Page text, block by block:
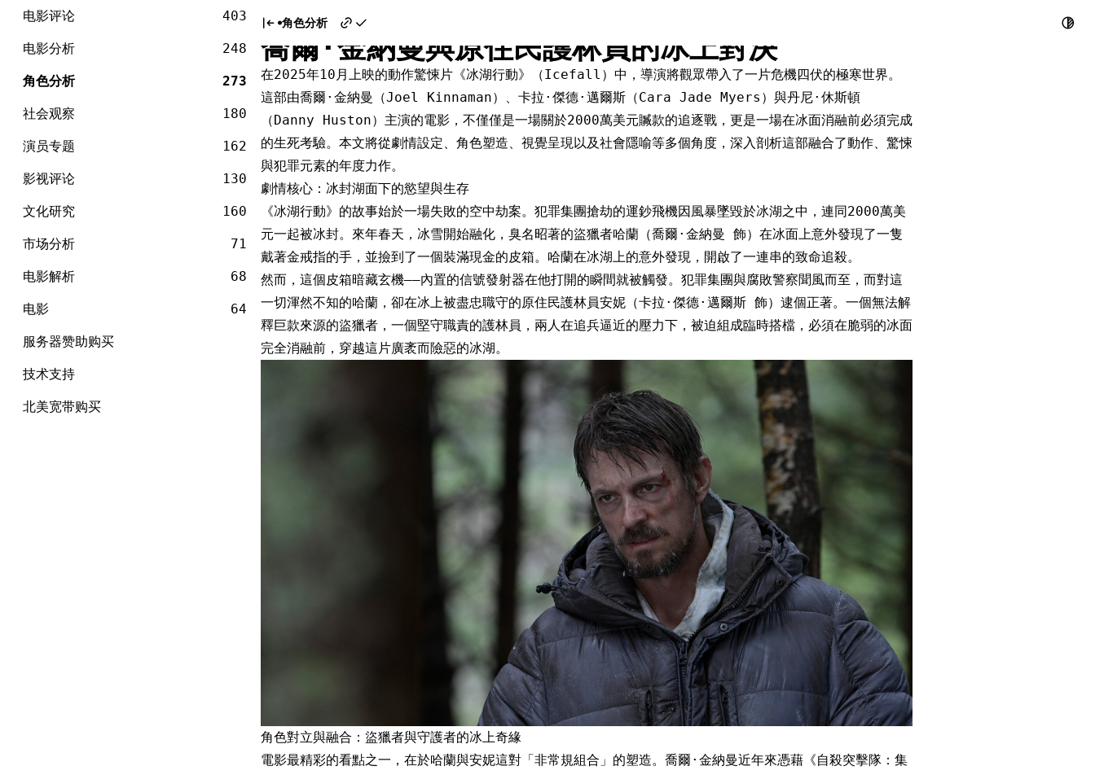
Skip
content
电影评论 403
电影分析 248
角色分析 273
社会观察 180
演员专题 162
影视评论 130
文化研究 160
市场分析 71
电影解析 68
电影 64
服务器赞助购买
技术支持
北美宽带购买
角色分析
《冰湖行動》深度解析：極寒絕境下的亡命組隊，
喬爾·金納曼與原住民護林員的冰上對決
在2025年10月上映的動作驚悚片《冰湖行動》（Icefall）中，導演將觀眾帶入了一片危機四伏的極寒世界。
這部由喬爾·金納曼（Joel Kinnaman）、卡拉·傑德·邁爾斯（Cara Jade Myers）與丹尼·休斯頓
（Danny Huston）主演的電影，不僅僅是一場關於2000萬美元贓款的追逐戰，更是一場在冰面消融前必須完成
的生死考驗。本文將從劇情設定、角色塑造、視覺呈現以及社會隱喻等多個角度，深入剖析這部融合了動作、驚悚
與犯罪元素的年度力作。
劇情核心：冰封湖面下的慾望與生存
《冰湖行動》的故事始於一場失敗的空中劫案。犯罪集團搶劫的運鈔飛機因風暴墜毀於冰湖之中，連同2000萬美
元一起被冰封。來年春天，冰雪開始融化，臭名昭著的盜獵者哈蘭（喬爾·金納曼 飾）在冰面上意外發現了一隻
戴著金戒指的手，並撿到了一個裝滿現金的皮箱。哈蘭在冰湖上的意外發現，開啟了一連串的致命追殺。
然而，這個皮箱暗藏玄機——內置的信號發射器在他打開的瞬間就被觸發。犯罪集團與腐敗警察聞風而至，而對這
一切渾然不知的哈蘭，卻在冰上被盡忠職守的原住民護林員安妮（卡拉·傑德·邁爾斯 飾）逮個正著。一個無法解
釋巨款來源的盜獵者，一個堅守職責的護林員，兩人在追兵逼近的壓力下，被迫組成臨時搭檔，必須在脆弱的冰面
完全消融前，穿越這片廣袤而險惡的冰湖。
角色對立與融合：盜獵者與守護者的冰上奇緣
電影最精彩的看點之一，在於哈蘭與安妮這對「非常規組合」的塑造。喬爾·金納曼近年來憑藉《自殺突擊隊：集